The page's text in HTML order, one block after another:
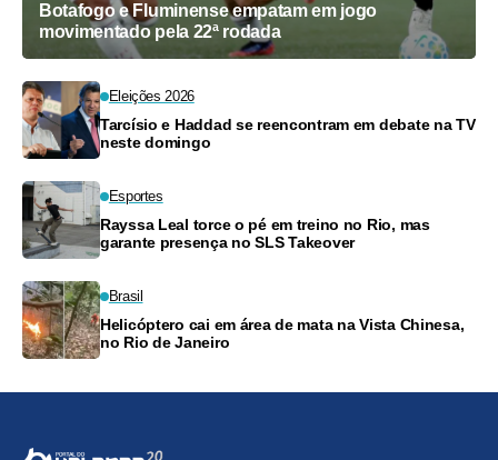
Botafogo e Fluminense empatam em jogo
movimentado pela 22ª rodada
Eleições 2026
Tarcísio e Haddad se reencontram em debate na TV
neste domingo
Esportes
Rayssa Leal torce o pé em treino no Rio, mas
garante presença no SLS Takeover
Brasil
Helicóptero cai em área de mata na Vista Chinesa,
no Rio de Janeiro